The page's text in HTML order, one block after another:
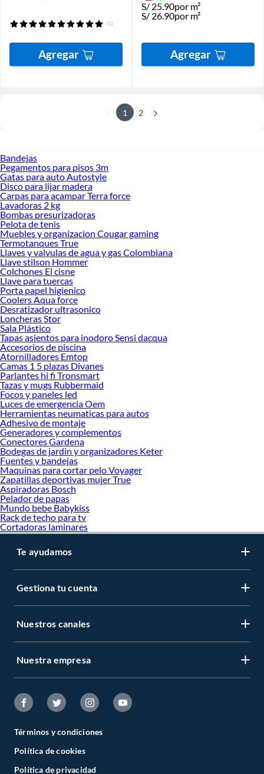
(1)
Agregar
S/ 25.90por m²
S/ 26.90por m²
Agregar
1 2
Bandejas
Pegamentos para pisos 3m
Gatas para auto Autostyle
Disco para lijar madera
Carpas para acampar Terra force
Lavadoras 2 kg
Bombas presurizadoras
Pelota de tenis
Muebles y organizacion Cougar gaming
Termotanques True
Llaves y valvulas de agua y gas Colombiana
Llave stilson Hommer
Colchones El cisne
Llave para tuercas
Porta papel higienico
Coolers Aqua force
Desratizador ultrasonico
Loncheras Stor
Sala Plástico
Tapas asientos para inodoro Sensi dacqua
Accesorios de piscina
Atornilladores Emtop
Camas 1 5 plazas Divanes
Parlantes hi fi Tronsmart
Tazas y mugs Rubbermaid
Focos y paneles led
Luces de emergencia Oem
Herramientas neumaticas para autos
Adhesivo de montaje
Generadores y complementos
Conectores Gardena
Bodegas de jardin y organizadores Keter
Fuentes y bandejas
Maquinas para cortar pelo Voyager
Zapatillas deportivas mujer True
Aspiradoras Bosch
Pelador de papas
Mundo bebe Babykiss
Rack de techo para tv
Cortadoras laminares
Te ayudamos
Gestiona tu cuenta
Nuestros canales
Nuestra empresa
Términos y condiciones
Política de cookies
Política de privacidad